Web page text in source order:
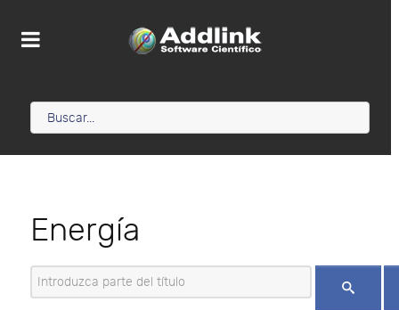
Energía
Introduzca parte del título